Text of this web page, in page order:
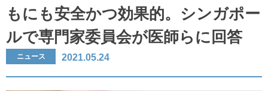
もにも安全かつ効果的。シンガポー
ルで専門家委員会が医師らに回答
ニュース 2021.05.24